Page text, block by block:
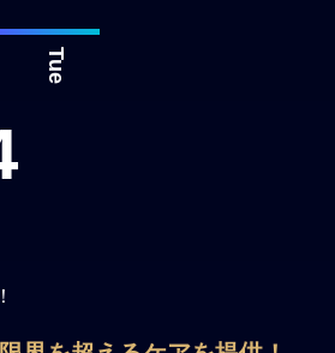
Tue